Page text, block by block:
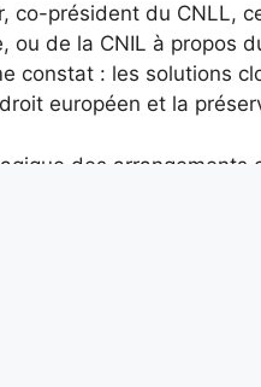
co-président du CNLL,
ou de la CNIL à propos
constat : les solutions
européen et la
des arrangements